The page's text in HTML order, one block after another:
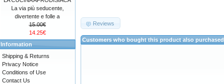
Reviews
Customers who bought this product also purchased
La via più seducente,
divertente e folle a
15.00€
14.25€
Information
Shipping & Returns
Privacy Notice
Conditions of Use
Contact Us